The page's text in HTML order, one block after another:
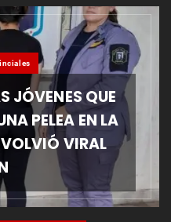
JÓVENES QUE
PELEA EN LA
VIRAL